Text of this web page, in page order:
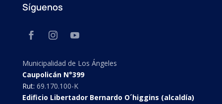
Síguenos
Municipalidad de Los Ángeles
Caupolicán N°399
Rut: 69.170.100-K
Edificio Libertador Bernardo O´higgins (alcaldía)